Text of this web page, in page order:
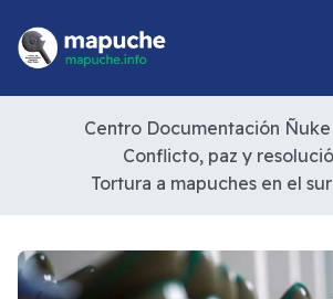
Centro Documentación
Conflicto, paz y
Tortura a mapuches en el